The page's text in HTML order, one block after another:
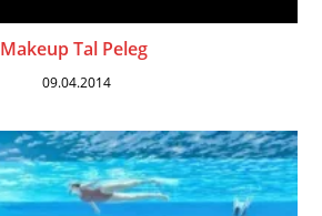
Makeup Tal Peleg
09.04.2014